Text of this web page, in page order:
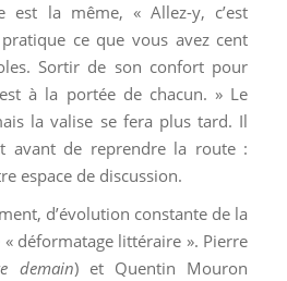
est la même, « Allez-y, c’est
ce que vous avez cent
Sortir de son confort pour
à la portée de chacun. » Le
la valise se fera plus tard. Il
avant de reprendre la route :
espace de discussion.
d’évolution constante de la
déformatage littéraire ». Pierre
demain) et Quentin Mouron